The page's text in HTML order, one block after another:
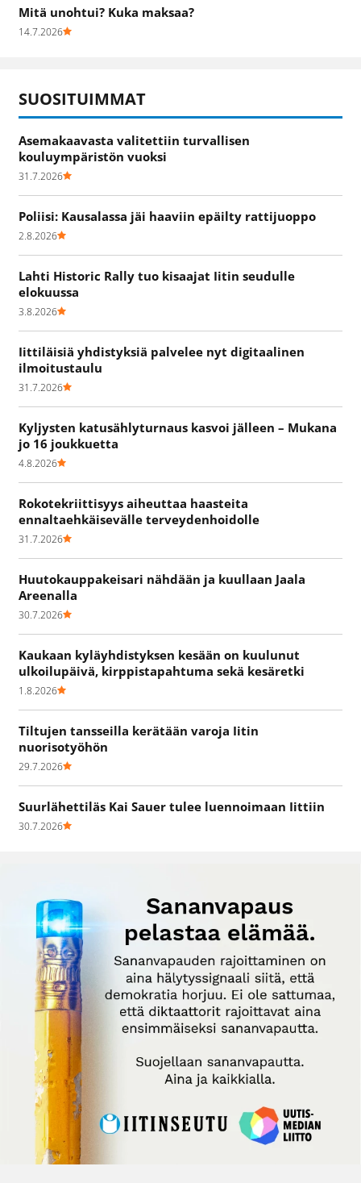
Mitä unohtui? Kuka maksaa?
14.7.2026
SUOSITUIMMAT
Asemakaavasta valitettiin turvallisen
kouluympäristön vuoksi
31.7.2026
Poliisi: Kausalassa jäi haaviin epäilty rattijuoppo
2.8.2026
Lahti Historic Rally tuo kisaajat Iitin seudulle
elokuussa
3.8.2026
Iittiläisiä yhdistyksiä palvelee nyt digitaalinen
ilmoitustaulu
31.7.2026
Kyljysten katusählyturnaus kasvoi jälleen – Mukana
jo 16 joukkuetta
4.8.2026
Rokotekriittisyys aiheuttaa haasteita
ennaltaehkäisevälle terveydenhoidolle
31.7.2026
Huutokauppakeisari nähdään ja kuullaan Jaala
Areenalla
30.7.2026
Kaukaan kyläyhdistyksen kesään on kuulunut
ulkoilupäivä, kirppistapahtuma sekä kesäretki
1.8.2026
Tiltujen tansseilla kerätään varoja Iitin
nuorisotyöhön
29.7.2026
Suurlähettiläs Kai Sauer tulee luennoimaan Iittiin
30.7.2026